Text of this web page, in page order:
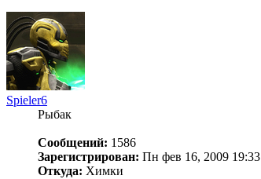
Spieler6
Рыбак
Сообщений: 1586
Зарегистрирован: Пн фев 16, 2009 19:33
Откуда: Химки